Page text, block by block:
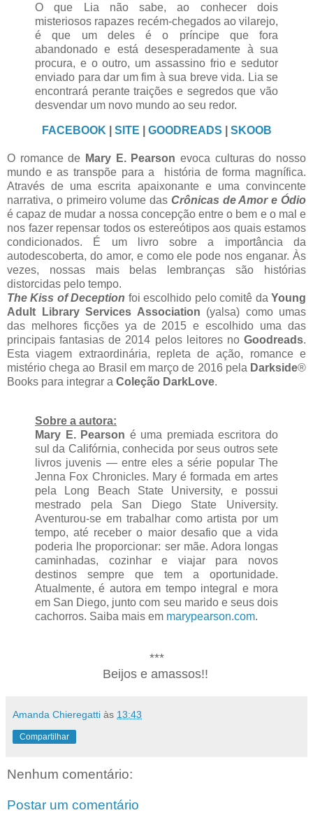
O que Lia não sabe, ao conhecer dois
misteriosos rapazes recém-chegados ao vilarejo,
é que um deles é o príncipe que fora
abandonado e está desesperadamente à sua
procura, e o outro, um assassino frio e sedutor
enviado para dar um fim à sua breve vida. Lia se
encontrará perante traições e segredos que vão
desvendar um novo mundo ao seu redor.
FACEBOOK SITE GOODREADS SKOOB
O romance de Mary E. Pearson evoca culturas do nosso
mundo e as transpõe para a história de forma magnífica.
Através de uma escrita apaixonante e uma convincente
narrativa, o primeiro volume das Crônicas de Amor e Ódio
é capaz de mudar a nossa concepção entre o bem e o mal e
nos fazer repensar todos os estereótipos aos quais estamos
condicionados. É um livro sobre a importância da
autodescoberta, do amor, e como ele pode nos enganar. Às
vezes, nossas mais belas lembranças são histórias
distorcidas pelo tempo.
The Kiss of Deception foi escolhido pelo comitê daYoung
Adult Library Services Association (yalsa) como umas
das melhores ficções ya de 2015 e escolhido uma das
principais fantasias de 2014 pelos leitores no Goodreads.
Esta viagem extraordinária, repleta de ação, romance e
mistério chega ao Brasil em março de 2016 pela Darkside®
Books para integrar a Coleção DarkLove.
Sobre a autora:
Mary E. Pearson é uma premiada escritora do
sul da Califórnia, conhecida por seus outros sete
livros juvenis — entre eles a série popular The
Jenna Fox Chronicles. Mary é formada em artes
pela Long Beach State University, e possui
mestrado pela San Diego State University.
Aventurou-se em trabalhar como artista por um
tempo, até receber o maior desafio que a vida
poderia lhe proporcionar: ser mãe. Adora longas
caminhadas, cozinhar e viajar para novos
destinos sempre que tem a oportunidade.
Atualmente, é autora em tempo integral e mora
em San Diego, junto com seu marido e seus dois
cachorros. Saiba mais em marypearson.com.
***
Beijos e amassos!!
Amanda Chieregatti às 13:43
Compartilhar
Nenhum comentário:
Postar um comentário